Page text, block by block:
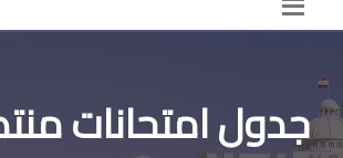
جدول امتحانات